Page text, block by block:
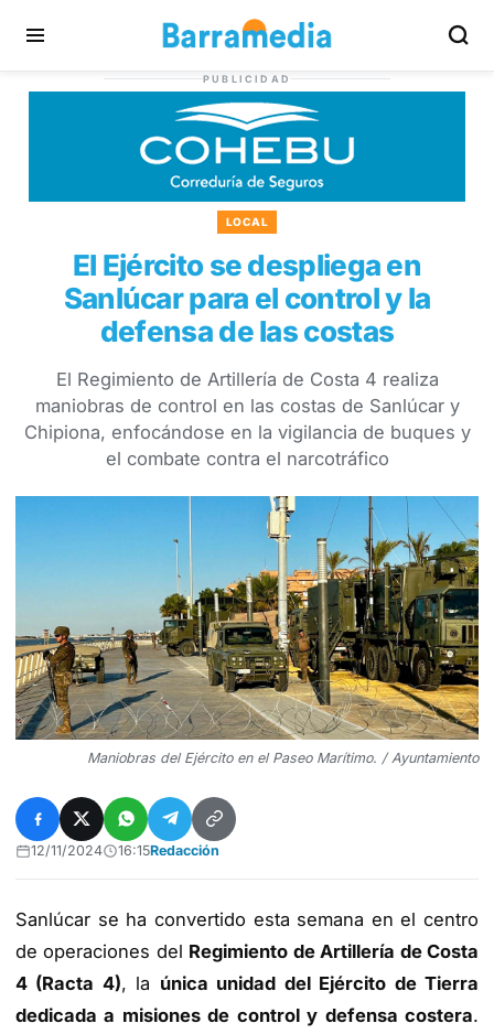
PUBLICIDAD
LOCAL
El Ejército se despliega en
Sanlúcar para el control y la
defensa de las costas
El Regimiento de Artillería de Costa 4 realiza
maniobras de control en las costas de Sanlúcar y
Chipiona, enfocándose en la vigilancia de buques y
el combate contra el narcotráfico
Maniobras del Ejército en el Paseo Marítimo. / Ayuntamiento
12/11/2024 16:15Redacción
Sanlúcar se ha convertido esta semana en el centro
de operaciones del Regimiento de Artillería de Costa
4 (Racta 4), la única unidad del Ejército de Tierra
dedicada a misiones de control y defensa costera.